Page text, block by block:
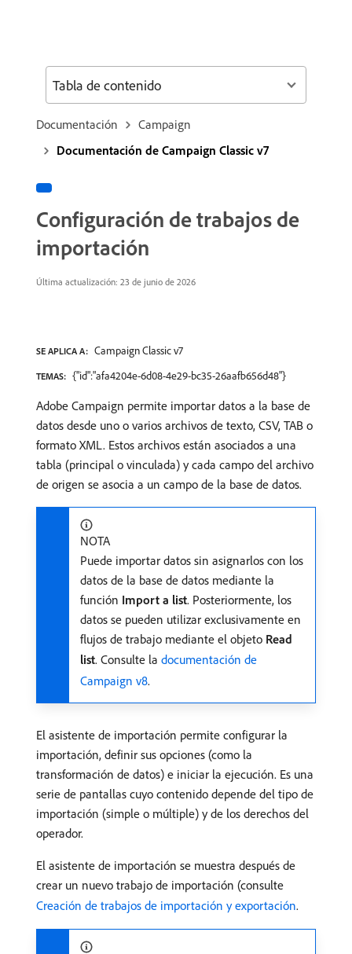
Documentación
Campaign
Documentación de Campaign Classic v7
Configuración de trabajos de
importación
Última actualización: 23 de junio de 2026
SE APLICA A: Campaign Classic v7
TEMAS: {"id":"afa4204e-6d08-4e29-bc35-26aafb656d48"}
Adobe Campaign permite importar datos a la base de
datos desde uno o varios archivos de texto, CSV, TAB o
formato XML. Estos archivos están asociados a una
tabla (principal o vinculada) y cada campo del archivo
de origen se asocia a un campo de la base de datos.
NOTA
Puede importar datos sin asignarlos con los
datos de la base de datos mediante la
función Import a list. Posteriormente, los
datos se pueden utilizar exclusivamente en
flujos de trabajo mediante el objeto Read
list. Consulte la documentación de
Campaign v8.
El asistente de importación permite configurar la
importación, definir sus opciones (como la
transformación de datos) e iniciar la ejecución. Es una
serie de pantallas cuyo contenido depende del tipo de
importación (simple o múltiple) y de los derechos del
operador.
El asistente de importación se muestra después de
crear un nuevo trabajo de importación (consulte
Creación de trabajos de importación y exportación.
Tabla de contenido